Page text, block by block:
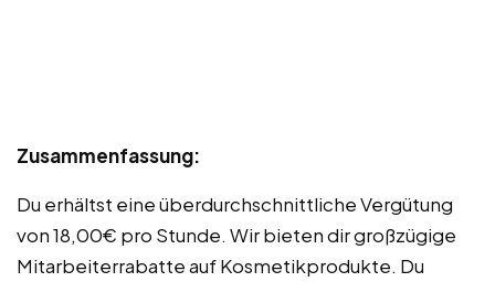
Zusammenfassung:
Du erhältst eine überdurchschnittliche Vergütung
von 18,00€ pro Stunde. Wir bieten dir großzügige
Mitarbeiterrabatte auf Kosmetikprodukte. Du